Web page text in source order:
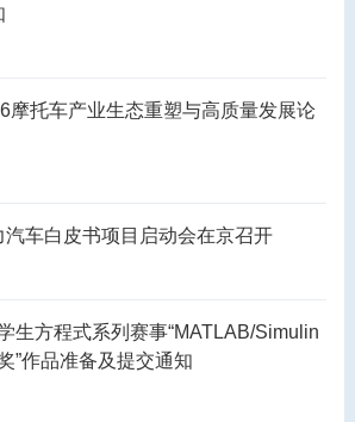
摩托车产业生态重塑与高质量发展论
汽车白皮书项目启动会在京召开
生方程式系列赛事“MATLAB/Simulin
”作品准备及提交通知